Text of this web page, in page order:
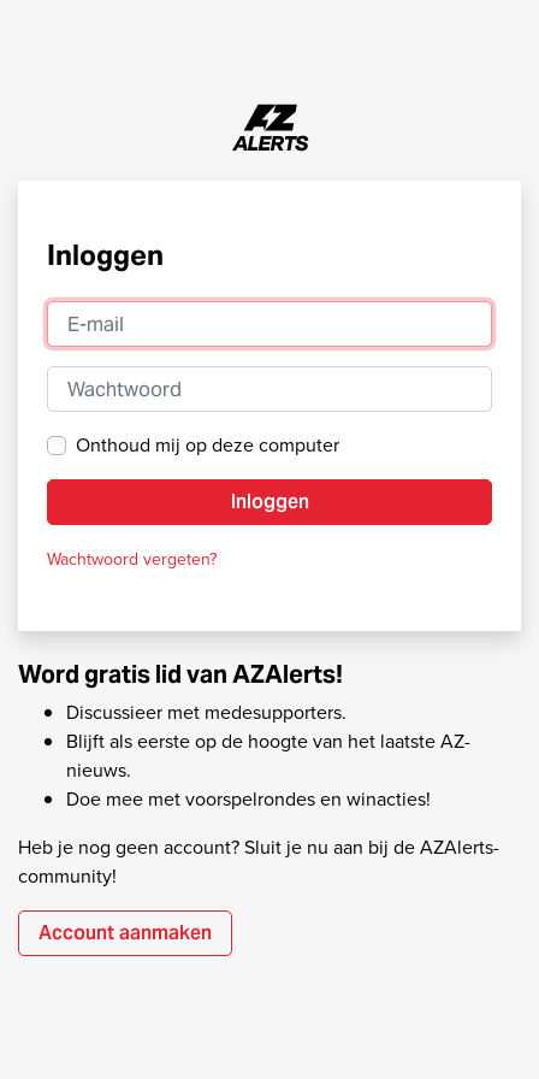
Inloggen
E-mail
Wachtwoord
Onthoud mij op deze computer
Inloggen
Wachtwoord vergeten?
Word gratis lid van AZAlerts!
Discussieer met medesupporters.
Blijft als eerste op de hoogte van het laatste AZ-
nieuws.
Doe mee met voorspelrondes en winacties!
Heb je nog geen account? Sluit je nu aan bij de AZAlerts-
community!
Account aanmaken